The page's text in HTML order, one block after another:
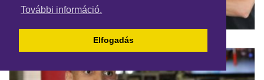
További információ.
Elfogadás